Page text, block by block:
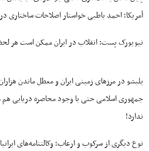
آمریکا؛ احمد باطبی خواستار اصلاحات ساختاری
نیویورک پست: انقلاب در ایران ممکن است هر
بلبشو در مرزهای زمینی ایران و معطل ماندن
جمهوری اسلامی حتی با وجود محاصره دریایی
ندارد!
نوع دیگری از سرکوب و ارعاب؛ وکالتنامه‌های